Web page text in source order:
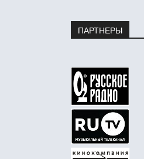
ПАРТНЕРЫ